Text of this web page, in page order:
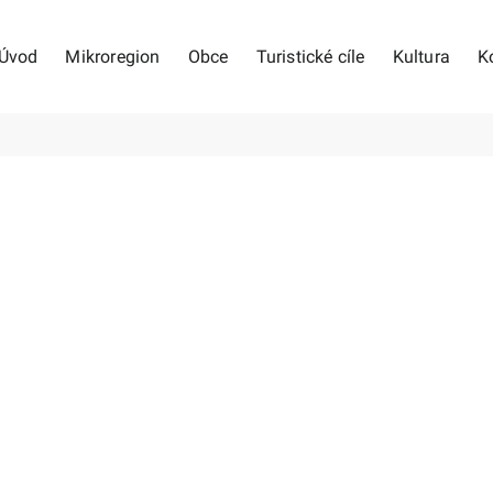
Mikroregion Obce Turistické cíle Kultura